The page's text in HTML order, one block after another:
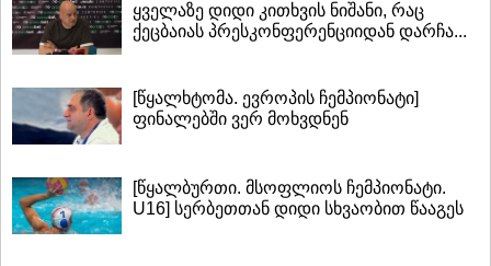
ყველაზე დიდი კითხვის ნიშანი, რაც
ქეცბაიას პრესკონფერენციიდან დარჩა...
[წყალხტომა. ევროპის ჩემპიონატი]
ფინალებში ვერ მოხვდნენ
[წყალბურთი. მსოფლიოს ჩემპიონატი.
U16] სერბეთთან დიდი სხვაობით წააგეს